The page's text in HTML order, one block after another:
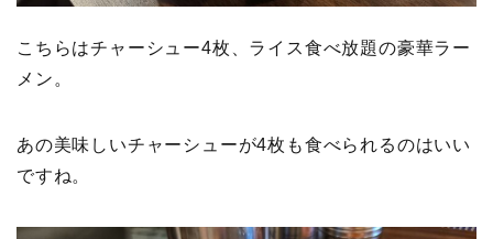
こちらはチャーシュー4枚、ライス食べ放題の豪華ラー
メン。
あの美味しいチャーシューが4枚も食べられるのはいい
ですね。